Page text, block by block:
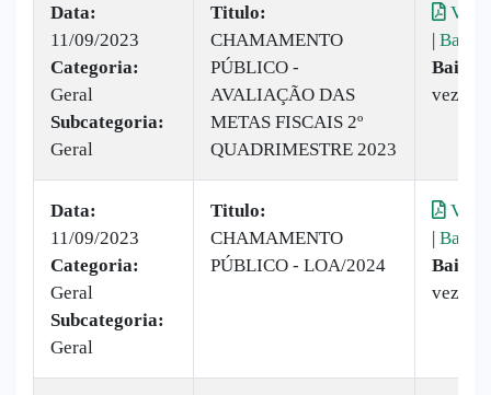
Data:
11/09/2023
Categoria:
Geral
Subcategoria:
Geral
Titulo:
CHAMAMENTO
PÚBLICO -
AVALIAÇÃO DAS
METAS FISCAIS 2º
QUADRIMESTRE 2023
| Baixar
vezes
Data:
11/09/2023
Categoria:
Geral
Subcategoria:
Geral
Titulo:
CHAMAMENTO
PÚBLICO - LOA/2024
| Baixar
vezes